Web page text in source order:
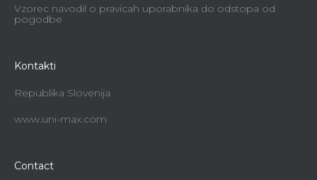
Vzorec navodil o pravicah uporabnika do odstopa od
pogodbe
Kontakti
Republika Slovenija
www.uni-max.com
Contact